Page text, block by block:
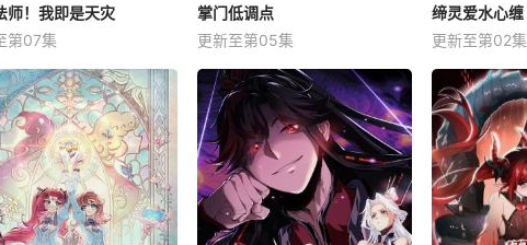
师！我即是天灾
第07集
掌门低调点
更新至第05集
缔灵爱水心缠
更新至第02集